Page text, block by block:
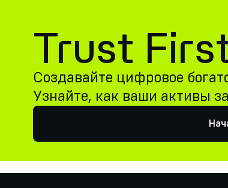
Trust
Создавайте цифровое
Узнайте, как ваши активы